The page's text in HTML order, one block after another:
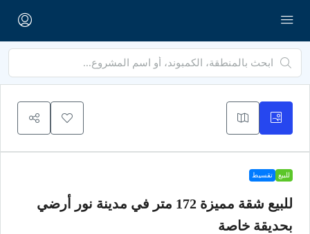
للبيع تقسيط
للبيع شقة مميزة 172 متر في مدينة نور أرضي
بحديقة خاصة